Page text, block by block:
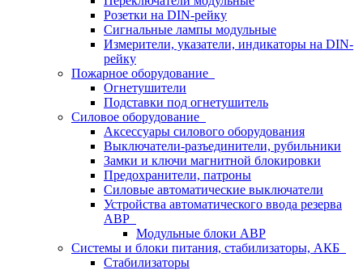
Розетки на DIN-рейку
Сигнальные лампы модульные
Измерители, указатели, индикаторы на DIN-
рейку
Пожарное оборудование
Огнетушители
Подставки под огнетушитель
Силовое оборудование
Аксессуары силового оборудования
Выключатели-разъединители, рубильники
Замки и ключи магнитной блокировки
Предохранители, патроны
Силовые автоматические выключатели
Устройства автоматического ввода резерва
АВР
Модульные блоки АВР
Системы и блоки питания, стабилизаторы, АКБ
Стабилизаторы